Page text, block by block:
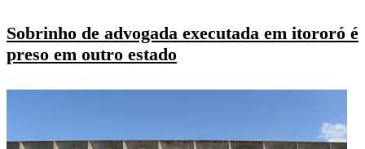
Sobrinho de advogada executada em itororó é
preso em outro estado